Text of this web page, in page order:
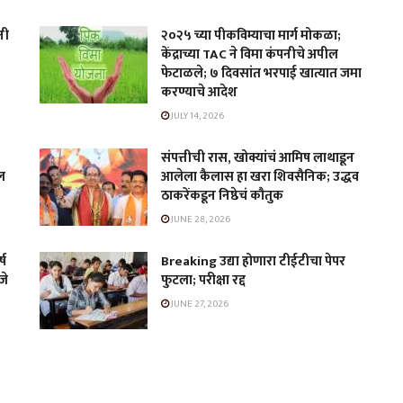
२०२५ च्या पीकविम्याचा मार्ग मोकळा;
केंद्राच्या TAC ने विमा कंपनीचे अपील
फेटाळले; ७ दिवसांत भरपाई खात्यात जमा
करण्याचे आदेश
JULY 14, 2026
संपत्तीची रास, खोक्यांचं आमिष लाथाडून
आलेला कैलास हा खरा शिवसैनिक; उद्धव
ठाकरेंकडून निष्ठेचं कौतुक
JUNE 28, 2026
Breaking उद्या होणारा टीईटीचा पेपर
फुटला; परीक्षा रद्द
JUNE 27, 2026